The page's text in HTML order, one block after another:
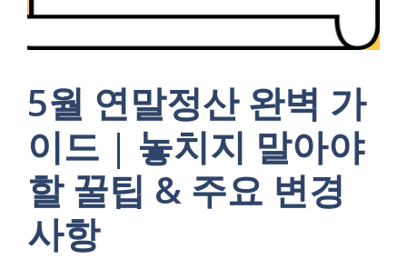
5월 연말정산 완벽 가
이드 | 놓치지 말아야
할 꿀팁 & 주요 변경
사항